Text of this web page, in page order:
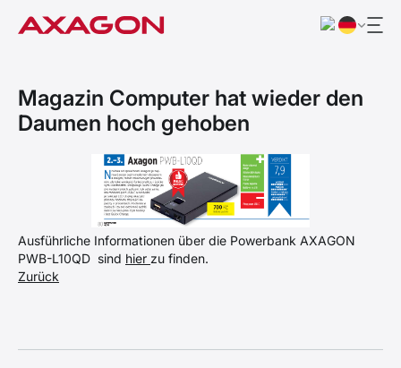
Magazin Computer hat wieder den
Daumen hoch gehoben
Ausführliche Informationen über die Powerbank AXAGON
PWB-L10QD sind hier zu finden.
Zurück